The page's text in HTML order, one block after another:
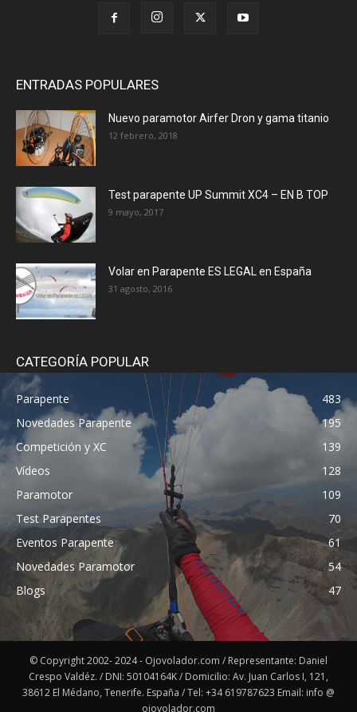
ENTRADAS POPULARES
Nuevo paramotor Airfer Dron y gama titanio
12 febrero, 2018
Test parapente UP Summit XC4 – EN B TOP
9 mayo, 2017
Volar en Parapente ES LEGAL en España
31 agosto, 2016
CATEGORÍA POPULAR
Parapente
483
Novedades Parapente
195
Competición y XC
139
Vídeos
128
Paramotor
109
Test Parapentes
70
Eventos Parapente
61
Novedades Paramotor
54
Blogs
47
© Copyright 2002- 2024 - Ojovolador.com / Representante: Daniel
Crespo Valdéz. / DNI: 50104164K / Domicilio: Av. Juan Carlos I, 121,
38612 El Médano, Tenerife. España / Tel: +34 619787623 Email: info @
ojovolador.com